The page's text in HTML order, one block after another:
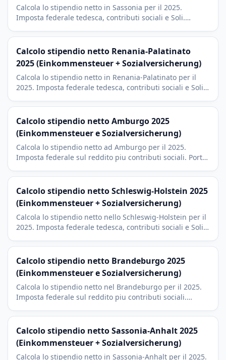
Calcola lo stipendio netto in Sassonia per il 2025.
Imposta federale tedesca, contributi sociali e Soli.
Lipsia.
Calcolo stipendio netto Renania-Palatinato
2025 (Einkommensteuer + Sozialversicherung)
Calcola lo stipendio netto in Renania-Palatinato per il
2025. Imposta federale tedesca, contributi sociali e Soli.
Calcolo stipendio netto Amburgo 2025
(Einkommensteuer e Sozialversicherung)
Calcola lo stipendio netto ad Amburgo per il 2025.
Imposta federale sul reddito piu contributi sociali. Porto,
percento.
Calcolo stipendio netto Schleswig-Holstein 2025
(Einkommensteuer + Sozialversicherung)
Calcola lo stipendio netto nello Schleswig-Holstein per il
2025. Imposta federale tedesca, contributi sociali e Soli.
Calcolo stipendio netto Brandeburgo 2025
(Einkommensteuer e Sozialversicherung)
Calcola lo stipendio netto nel Brandeburgo per il 2025.
Imposta federale sul reddito piu contributi sociali.
imposta di culto del 9 percento.
Calcolo stipendio netto Sassonia-Anhalt 2025
(Einkommensteuer + Sozialversicherung)
Calcola lo stipendio netto in Sassonia-Anhalt per il 2025.